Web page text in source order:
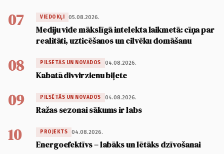
07 VIEDOKĻI 05.08.2026.
Mediju vide mākslīgā intelekta laikmetā: cīņa par
realitāti, uzticēšanos un cilvēku domāšanu
08 PILSĒTĀS UN NOVADOS 04.08.2026.
Kabatā divvirzienu biļete
09 PILSĒTĀS UN NOVADOS 04.08.2026.
Ražas sezonai sākums ir labs
10 PROJEKTS 04.08.2026.
Energoefektīvs – labāks un lētāks dzīvošanai